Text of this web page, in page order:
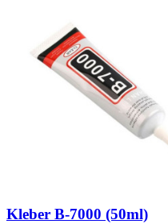
Kleber B-7000 (50ml)